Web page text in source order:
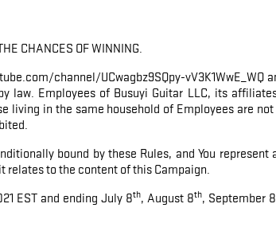
CHANCES OF WINNING.
channel/UCwagbz9SQpy-vV3K1WwE_WQ
Employees of Busuyi Guitar LLC, its
in the same household of Employees are
bound by these Rules, and You
relates to the content of this Campaign.
EST and ending July 8th, August 8th, September 8